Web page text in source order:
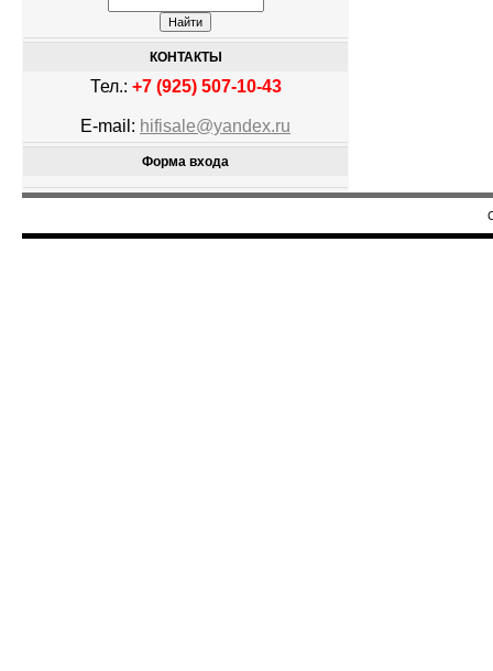
КОНТАКТЫ
Тел.: +7 (925) 507-10-43
E-mail: hifisale@yandex.ru
Форма входа